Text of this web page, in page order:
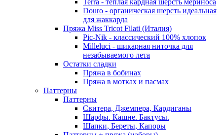
Terra - теплая кардная шерсть мериноса
Douro - органическая шерсть идеальная
для жаккарда
Пряжа Miss Tricot Filati (Италия)
Pic-Nik - классический 100% хлопок
Milleluci - шикарная ниточка для
незабываемого лета
Остатки сладки
Пряжа в бобинах
Пряжа в мотках и пасмах
Паттерны
Паттерны
Свитера, Джемпера, Кардиганы
Шарфы. Кашне. Бактусы.
Шапки, Береты, Капоры